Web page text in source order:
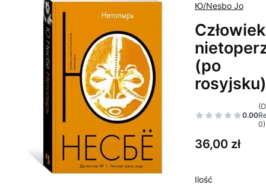
Ю/Nesbo Jo
Człowiek
(po
rosyjsku)
0.00
0)
Cena
36,00 zł
Ilość